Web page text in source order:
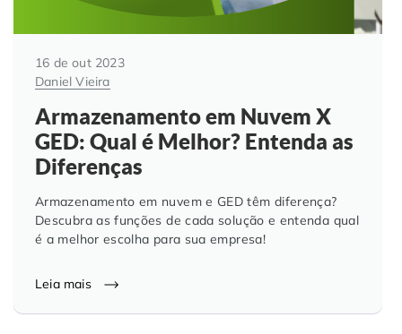
16 de out 2023
Daniel Vieira
Armazenamento em Nuvem X
GED: Qual é Melhor? Entenda as
Diferenças
Armazenamento em nuvem e GED têm diferença?
Descubra as funções de cada solução e entenda qual
é a melhor escolha para sua empresa!
Leia mais